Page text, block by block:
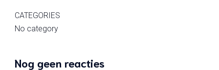
CATEGORIES
No category
Nog geen reacties